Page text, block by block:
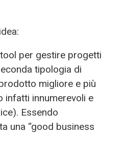
tool per gestire progetti
tipologia di
migliore e più
innumerevoli e
Essendo
una “good business